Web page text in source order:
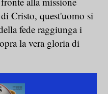
Cristo, quest'uomo si
fede raggiunga i
la vera gloria di